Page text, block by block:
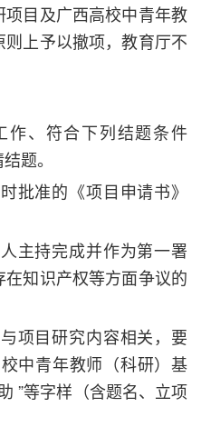
目及广西高校中青年教
上予以撤项，教育厅不
作、符合下列结题条件
题。
批准的《项目申请书》
主持完成并作为第一署
知识产权等方面争议的
项目研究内容相关，要
中青年教师（科研）基
”等字样（含题名、立项